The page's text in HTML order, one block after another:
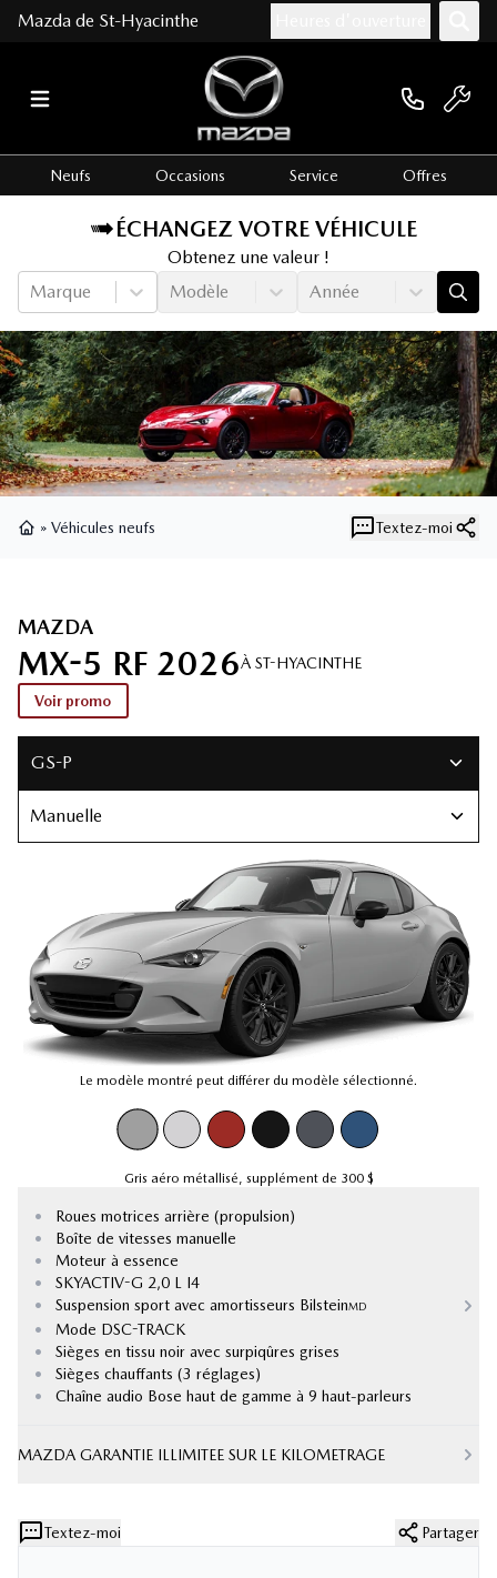
Mazda de St-Hyacinthe
Neufs Occasions Service Offres
ÉCHANGEZ VOTRE VÉHICULE
Obtenez une valeur !
Marque
Modèle Année
» Véhicules neufs Textez-moi
MAZDA
MX-5 RF 2026À ST-HYACINTHE
Voir promo
GS-P
Manuelle
•
Roues motrices arrière (propulsion)
•
Boîte de vitesses manuelle
•
Moteur à essence
•
SKYACTIV-G 2,0 L I4
•
Suspension sport avec amortisseurs BilsteinMD
•
Mode DSC-TRACK
•
Sièges en tissu noir avec surpiqûres grises
•
Sièges chauffants (3 réglages)
•
Chaîne audio Bose haut de gamme à 9 haut-parleurs
MAZDA GARANTIE ILLIMITEE SUR LE KILOMETRAGE
Le modèle montré peut différer du modèle sélectionné.
Gris aéro métallisé, supplément de 300 $
Textez-moi Partager